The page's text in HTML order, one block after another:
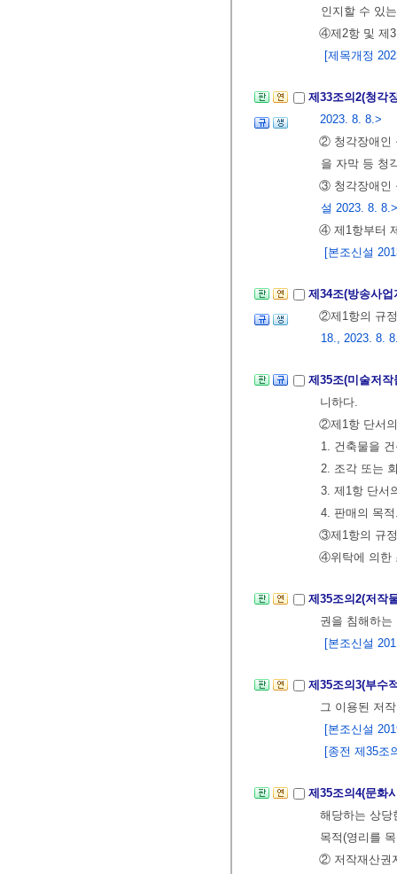
인지할 수 있
④제2항 및 제
[제목개정
제33조의2(청각
2023. 8. 8.>
② 청각장애인
을 자막 등 청
③ 청각장애인
설 2023. 8. 8.>
④ 제1항부터
[본조신설
제34조(방송사
②제1항의 규
18., 2023. 8.
제35조(미술저
니하다.
②제1항 단서
1. 건축물을
2. 조각 또는
3. 제1항 단서
4. 판매의 목
③제1항의 규
④위탁에 의한
제35조의2(저작
권을 침해하는
[본조신설
제35조의3(부수
그 이용된 저
[본조신설
[종전 제35조
제35조의4(문화
해당하는 상당
목적(영리를
② 저작재산권